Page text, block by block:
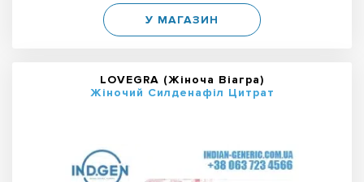
У МАГАЗИН
LOVEGRA (Жіноча Віагра)
Жіночий Силденафіл Цитрат